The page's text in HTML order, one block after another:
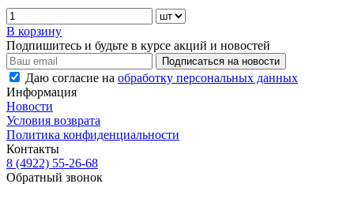
В корзину
Подпишитесь и будьте в курсе акций и новостей
Даю согласие на обработку персональных данных
Информация
Новости
Условия возврата
Политика конфиденциальности
Контакты
8 (4922) 55-26-68
Обратный звонок